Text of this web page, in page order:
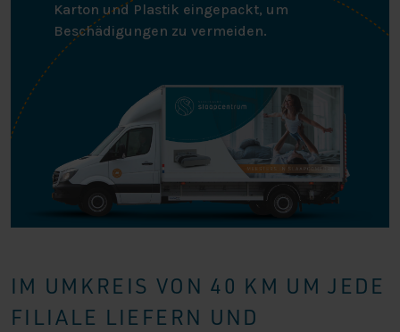
Karton und Plastik eingepackt, um
Beschädigungen zu vermeiden.
IM UMKREIS VON 40 KM UM JEDE
FILIALE LIEFERN UND